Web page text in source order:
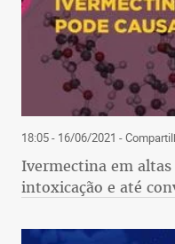
18:05 - 16/06/2021 -
Ivermectina em altas
intoxicação e até